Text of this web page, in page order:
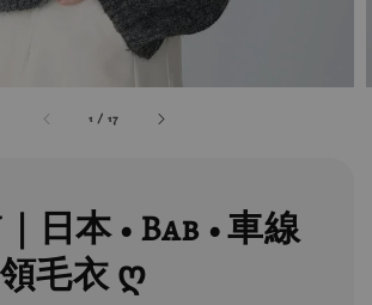
1 /17
日本 • Bab • 車線
毛衣 ღ